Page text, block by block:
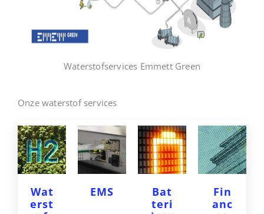
Waterstofservices Emmett Green
Onze waterstof services
Wat
erst
EMS
Bat
teri
Fin
anc